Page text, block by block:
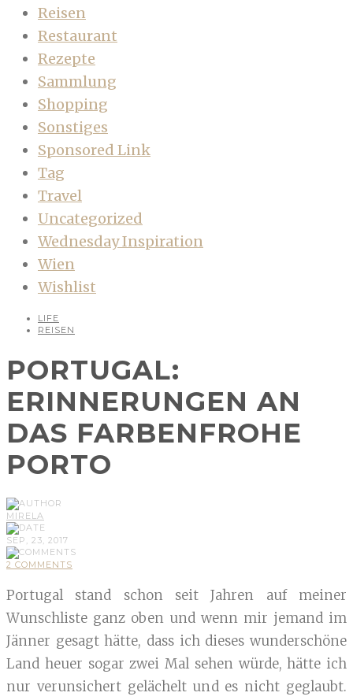
Reisen
Restaurant
Rezepte
Sammlung
Shopping
Sonstiges
Sponsored Link
Tag
Travel
Uncategorized
Wednesday Inspiration
Wien
Wishlist
LIFE
REISEN
PORTUGAL:
ERINNERUNGEN AN
DAS FARBENFROHE
PORTO
MIRELA
SEP, 23, 2017
2 COMMENTS
Portugal stand schon seit Jahren auf meiner
Wunschliste ganz oben und wenn mir jemand im
Jänner gesagt hätte, dass ich dieses wunderschöne
Land heuer sogar zwei Mal sehen würde, hätte ich
nur verunsichert gelächelt und es nicht geglaubt.